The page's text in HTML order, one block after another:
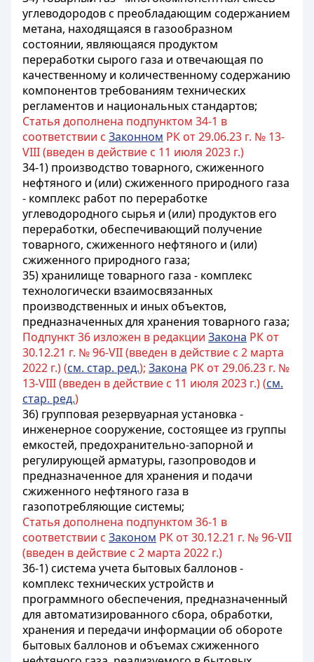
углеводородов с преобладающим содержанием
метана, находящаяся в газообразном
состоянии, являющаяся продуктом
переработки сырого газа и отвечающая по
качественному и количественному содержанию
компонентов требованиям технических
регламентов и национальных стандартов;
Статья дополнена подпунктом 34-1 в
соответствии с Законном РК от 29.06.23 г. № 13-
VIII (введен в действие с 11 июля 2023 г.)
34-1) производство товарного, сжиженного
нефтяного и (или) сжиженного природного газа
- комплекс работ по переработке
углеводородного сырья и (или) продуктов его
переработки, обеспечивающий получение
товарного, сжиженного нефтяного и (или)
сжиженного природного газа;
35) хранилище товарного газа - комплекс
технологически взаимосвязанных
производственных и иных объектов,
предназначенных для хранения товарного газа;
Подпункт 36 изложен в редакции Закона РК от
30.12.21 г. № 96-VII (введен в действие с 2 марта
2022 г.) (см. стар. ред.); Закона РК от 29.06.23 г. №
13-VIII (введен в действие с 11 июля 2023 г.) (см.
стар. ред.)
36) групповая резервуарная установка -
инженерное сооружение, состоящее из группы
емкостей, предохранительно-запорной и
регулирующей арматуры, газопроводов и
предназначенное для хранения и подачи
сжиженного нефтяного газа в
газопотребляющие системы;
Статья дополнена подпунктом 36-1 в
соответствии с Законом РК от 30.12.21 г. № 96-VII
(введен в действие с 2 марта 2022 г.)
36-1) система учета бытовых баллонов -
комплекс технических устройств и
программного обеспечения, предназначенный
для автоматизированного сбора, обработки,
хранения и передачи информации об обороте
бытовых баллонов и объемах сжиженного